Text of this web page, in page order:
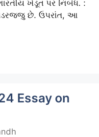
ખેડૂત પર નિબંધ. :
છે. ઉપરાંત, આ
Essay on